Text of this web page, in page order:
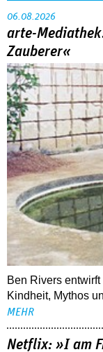
Ben Rivers
Kindheit, Mythos
MEHR
Netflix: »I am
Crunchyroll:
Disney+: